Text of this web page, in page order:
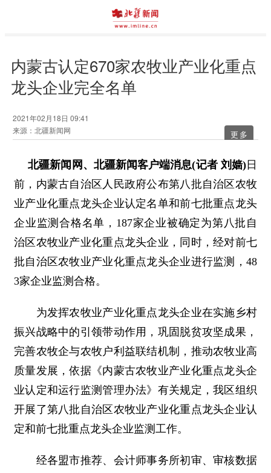
内蒙古认定670家农牧业产业化重点
龙头企业完全名单
2021年02月18日 09:41
来源：北疆新闻网
更多
北疆新闻网、北疆新闻客户端消息(记者 刘嫱)日
前，内蒙古自治区人民政府公布第八批自治区农牧
业产业化重点龙头企业认定名单和前七批重点龙头
企业监测合格名单，187家企业被确定为第八批自
治区农牧业产业化重点龙头企业，同时，经对前七
批自治区农牧业产业化重点龙头企业进行监测，48
3家企业监测合格。
为发挥农牧业产业化重点龙头企业在实施乡村
振兴战略中的引领带动作用，巩固脱贫攻坚成果，
完善农牧企与农牧户利益联结机制，推动农牧业高
质量发展，依据《内蒙古农牧业产业化重点龙头企
业认定和运行监测管理办法》有关规定，我区组织
开展了第八批自治区农牧业产业化重点龙头企业认
定和前七批重点龙头企业监测工作。
经各盟市推荐、会计师事务所初审、审核数据